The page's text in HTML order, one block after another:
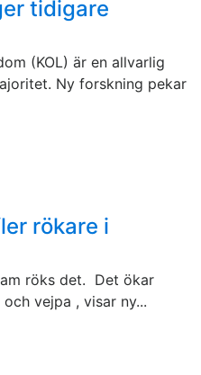
tidigare
(KOL) är en allvarlig
Ny forskning pekar
rökare i
röks det. Det ökar
vejpa , visar ny...